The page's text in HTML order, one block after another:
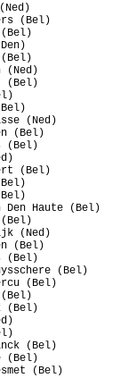
(Bel)
(Bel)
(Bel)
(Ned)
(Bel)
(Ned)
(Bel)
(Bel)
(Bel)
Den Haute (Bel)
(Bel)
(Ned)
(Bel)
(Bel)
(Bel)
(Bel)
(Bel)
(Bel)
(Bel)
(Bel)